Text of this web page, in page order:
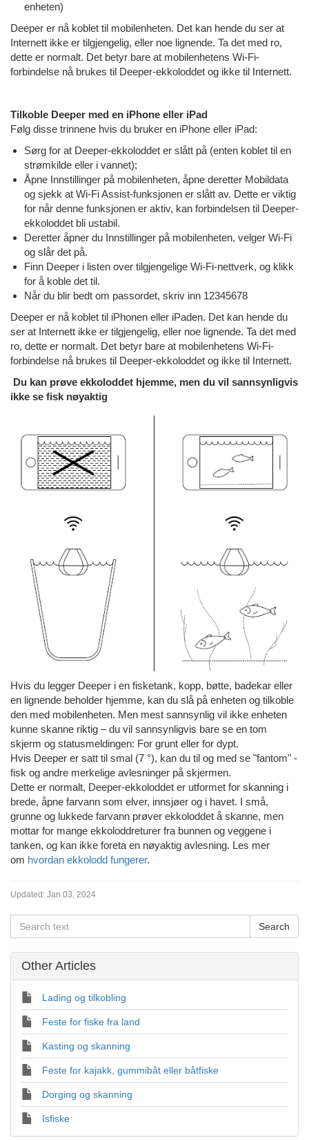
enheten)
Deeper er nå koblet til mobilenheten. Det kan hende du ser at
Internett ikke er tilgjengelig, eller noe lignende. Ta det med ro,
dette er normalt. Det betyr bare at mobilenhetens Wi-Fi-
forbindelse nå brukes til Deeper-ekkoloddet og ikke til Internett.
Tilkoble Deeper med en iPhone eller iPad
Følg disse trinnene hvis du bruker en iPhone eller iPad:
Sørg for at Deeper-ekkoloddet er slått på (enten koblet til en
strømkilde eller i vannet);
Åpne Innstillinger på mobilenheten, åpne deretter Mobildata
og sjekk at Wi-Fi Assist-funksjonen er slått av. Dette er viktig
for når denne funksjonen er aktiv, kan forbindelsen til Deeper-
ekkoloddet bli ustabil.
Deretter åpner du Innstillinger på mobilenheten, velger Wi-Fi
og slår det på.
Finn Deeper i listen over tilgjengelige Wi-Fi-nettverk, og klikk
for å koble det til.
Når du blir bedt om passordet, skriv inn 12345678
Deeper er nå koblet til iPhonen eller iPaden. Det kan hende du
ser at Internett ikke er tilgjengelig, eller noe lignende. Ta det med
ro, dette er normalt. Det betyr bare at mobilenhetens Wi-Fi-
forbindelse nå brukes til Deeper-ekkoloddet og ikke til Internett.
Du kan prøve ekkoloddet hjemme, men du vil sannsynligvis
ikke se fisk nøyaktig
Hvis du legger Deeper i en fisketank, kopp, bøtte, badekar eller
en lignende beholder hjemme, kan du slå på enheten og tilkoble
den med mobilenheten. Men mest sannsynlig vil ikke enheten
kunne skanne riktig – du vil sannsynligvis bare se en tom
skjerm og statusmeldingen: For grunt eller for dypt.
Hvis Deeper er satt til smal (7 °), kan du til og med se "fantom" -
fisk og andre merkelige avlesninger på skjermen.
Dette er normalt, Deeper-ekkoloddet er utformet for skanning i
brede, åpne farvann som elver, innsjøer og i havet. I små,
grunne og lukkede farvann prøver ekkoloddet å skanne, men
mottar for mange ekkoloddreturer fra bunnen og veggene i
tanken, og kan ikke foreta en nøyaktig avlesning. Les mer
om hvordan ekkolodd fungerer.
Updated: Jan 03, 2024
Other Articles
Lading og tilkobling
Feste for fiske fra land
Kasting og skanning
Feste for kajakk, gummibåt eller båtfiske
Dorging og skanning
Isfiske